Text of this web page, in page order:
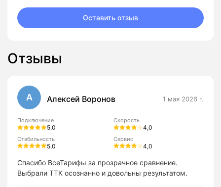
Оставить отзыв
Отзывы
А Алексей Воронов 1 мая 2026 г.
Подключение
5,0
Скорость
4,0
Стабильность
5,0
Сервис
4,0
Спасибо ВсеТарифы за прозрачное сравнение.
Выбрали ТТК осознанно и довольны результатом.